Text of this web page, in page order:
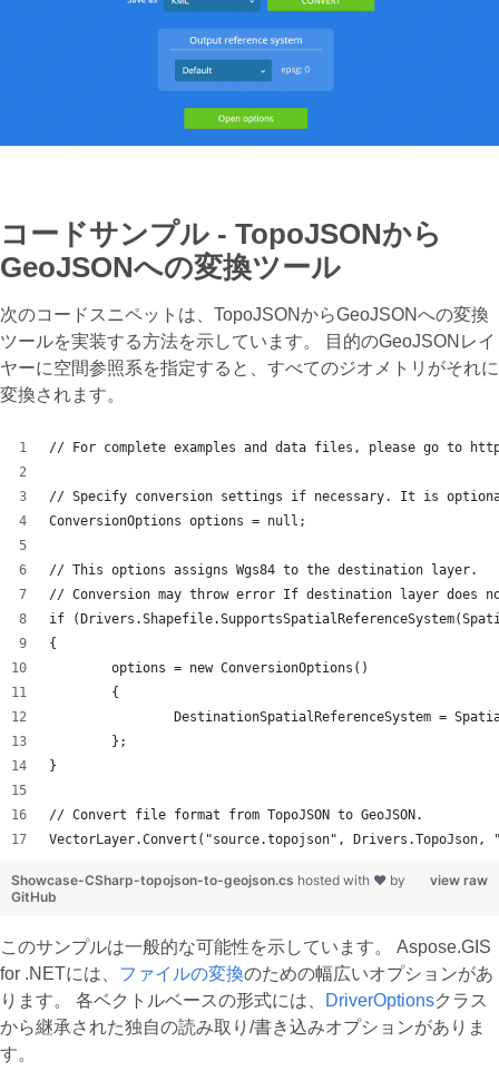
コードサンプル - TopoJSONから
GeoJSONへの変換ツール
次のコードスニペットは、TopoJSONからGeoJSONへの変換
ツールを実装する方法を示しています。 目的のGeoJSONレイ
ヤーに空間参照系を指定すると、すべてのジオメトリがそれに
変換されます。
// For complete examples and data files, please go to
// Specify conversion settings if necessary. It is
ConversionOptions options = null;
// This options assigns Wgs84 to the destination layer.
// Conversion may throw error If destination layer does
if
{
	options = new ConversionOptions()
	{
DestinationSpatialReferenceSystem =
	};
}
// Convert file format from TopoJSON to GeoJSON.
VectorLayer.Convert("source.topojson",
view raw
Showcase-CSharp-topojson-to-geojson.cs hosted with ❤ by
GitHub
このサンプルは一般的な可能性を示しています。 Aspose.GIS
for .NETには、 ファイルの変換のための幅広いオプションがあ
ります。 各ベクトルベースの形式には、
DriverOptionsクラス
から継承された独自の読み取り/書き込みオプションがありま
す。